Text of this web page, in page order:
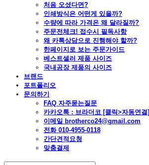
처음 오셨다면?
인쇄방식은 어떤게 있을까?
수량에 따라 가격은 왜 달라질까?
주문전체크! 접수시 필독사항
왜 카톡상담으로 진행해야 할까?
한페이지로 보는 주문가이드
베스트셀러 제품 사이즈
국내공장 제품의 사이즈
브랜드
포트폴리오
문의하기
FAQ 자주묻는질문
카카오톡 : 브라더코 [클릭>자동연결]
이메일 brotherco24@gmail.com
전화 010-4955-0118
간단견적요청
맞춤결제